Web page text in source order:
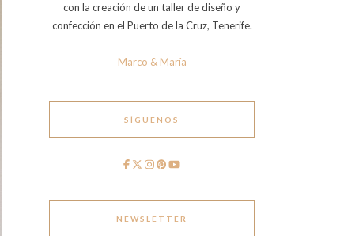
con la creación de un taller de diseño y
confección en el Puerto de la Cruz, Tenerife.
Marco & María
SÍGUENOS
NEWSLETTER